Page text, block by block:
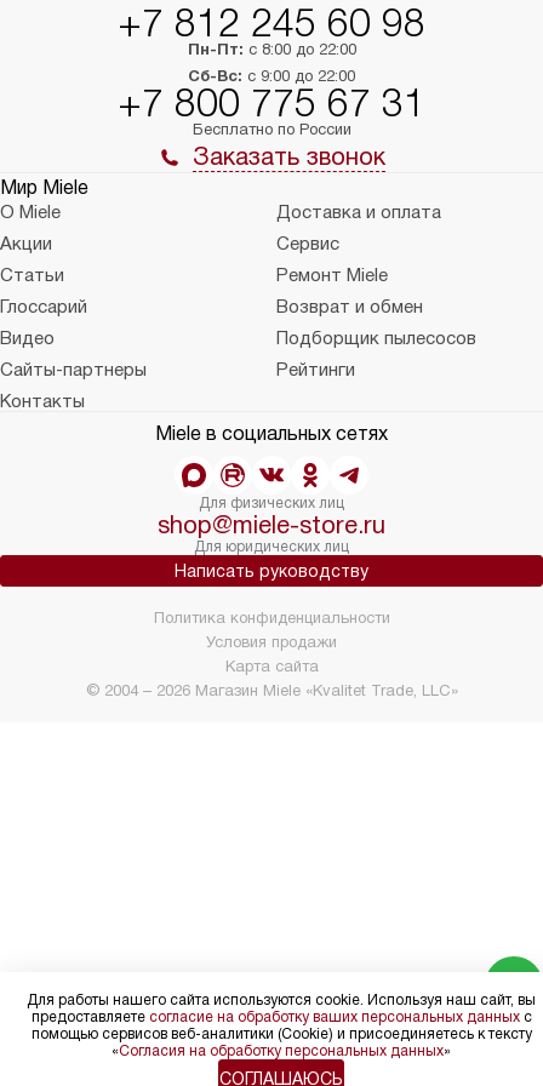
+7 812 245 60 98
Пн-Пт: с 8:00 до 22:00
Сб-Вс: с 9:00 до 22:00
+7 800 775 67 31
Бесплатно по России
Заказать звонок
Мир Miele
О Miele
Доставка и оплата
Акции
Сервис
Статьи
Ремонт Miele
Глоссарий
Возврат и обмен
Видео
Подборщик пылесосов
Сайты-партнеры
Рейтинги
Контакты
Miele в социальных сетях
Для физических лиц
shop@miele-store.ru
Для юридических лиц
Написать руководству
© 2004 – 2026 Магазин Miele «Kvalitet Trade, LLC»
Политика конфиденциальности
Условия продажи
Карта сайта
Для работы нашего сайта используются cookie. Используя наш сайт, вы
предоставляете согласие на обработку ваших персональных данныхс
помощью сервисов веб-аналитики (Cookie) и присоединяетесь к тексту
«Согласия на обработку персональных данных»
СОГЛАШАЮСЬ